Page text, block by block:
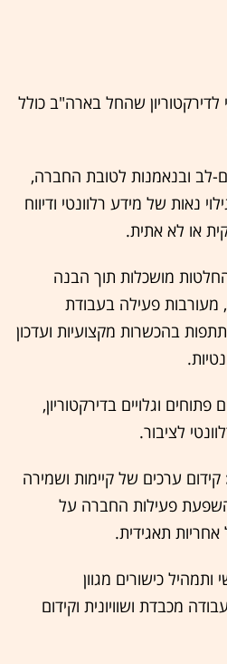
לדירקטוריון שהחל בארה"ב כולל
לב ובנאמנות לטובת החברה,
נאות של מידע רלוונטי ודיווח
או לא אתית.
מושכלות תוך הבנה
פעילה בעבודת
בהכשרות מקצועיות ועדכון
פתוחים וגלויים בדירקטוריון,
לציבור.
קידום ערכים של קיימות ושמירה
פעילות החברה על
אחריות תאגידית.
ותמהיל כישורים מגוון
מכבדת ושוויונית וקידום